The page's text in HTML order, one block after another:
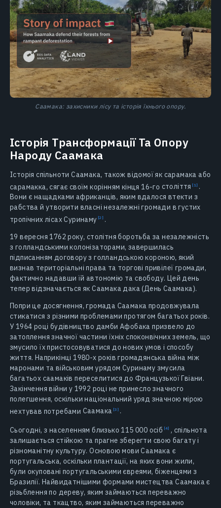
Саамака: захисники лісу та історія їхнього опору.
Історія Трансформації Та Опору
Народу Саамака
Історія спільноти Саамака, також відомої як сарамака або
сарамакка, сягає своїм корінням кінця 16-го століття
.
Вони є нащадками африканців, яким вдалося втекти з
рабства й утворити власні незалежні громади в густих
тропічних лісахСуринаму
.
19 вересня 1762 року, столітня боротьба за незалежність
з голландськими колонізаторами, завершилась
підписанням договору з голландською короною, який
визнав територіальні права та торгові привілеї громади,
фактично надавши їй автономію та свободу. Цей день
тепер відзначається як Саамака дака (День Саамака).
Попри це досягнення, громада Саамака продовжувала
стикатися з різними проблемами протягом багатьох років.
У 1964 році будівництво дамби Афобака призвело до
затоплення значної частини їхніх споконвічних земель, що
змусило їх пристосовуватися до нових умов і способу
життя. Наприкінці 1980-х років громадянська війна між
маронами та військовим урядом Суринаму змусила
багатьох саамаків переселитися до Французької Гвіани.
Закінчення війни у 1992 році не принесло значного
полегшення, оскільки національний уряд значною мірою
нехтував потребами Саамака .
Сьогодні, з населенням близько 115 000 осіб , спільнота
залишається стійкою та прагне зберегти свою багату і
різноманітну культуру. Основою мови Саамака є
португальська, оскільки плантації, на яких вони жили,
були окуповані португальськими євреями, біженцями з
Бразилії. Найвидатнішими формами мистецтва Саамака є
різьблення по дереву, яким займаються переважно
чоловіки, та ткацтво, яким займаються переважно